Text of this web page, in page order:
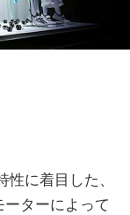
に着目した、
ターによって